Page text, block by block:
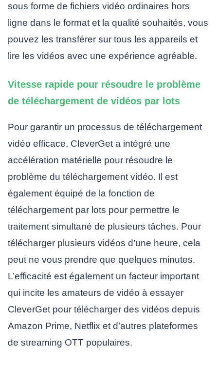
sous forme de fichiers vidéo ordinaires hors
ligne dans le format et la qualité souhaités, vous
pouvez les transférer sur tous les appareils et
lire les vidéos avec une expérience agréable.
Vitesse rapide pour résoudre le problème
de téléchargement de vidéos par lots
Pour garantir un processus de téléchargement
vidéo efficace, CleverGet a intégré une
accélération matérielle pour résoudre le
problème du téléchargement vidéo. Il est
également équipé de la fonction de
téléchargement par lots pour permettre le
traitement simultané de plusieurs tâches. Pour
télécharger plusieurs vidéos d’une heure, cela
peut ne vous prendre que quelques minutes.
L’efficacité est également un facteur important
qui incite les amateurs de vidéo à essayer
CleverGet pour télécharger des vidéos depuis
Amazon Prime, Netflix et d’autres plateformes
de streaming OTT populaires.